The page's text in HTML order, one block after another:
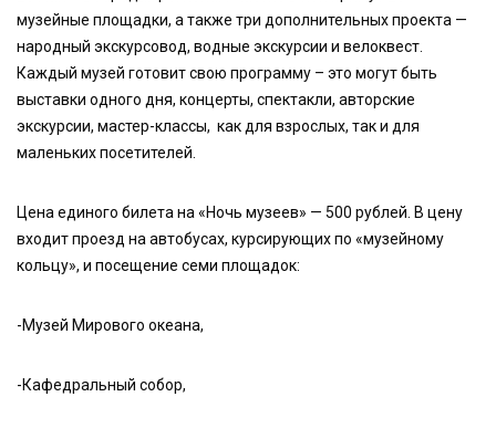
музейные площадки, а также три дополнительных проекта —
народный экскурсовод, водные экскурсии и велоквест.
Каждый музей готовит свою программу – это могут быть
выставки одного дня, концерты, спектакли, авторские
экскурсии, мастер-классы, как для взрослых, так и для
маленьких посетителей.
Цена единого билета на «Ночь музеев» — 500 рублей. В цену
входит проезд на автобусах, курсирующих по «музейному
кольцу», и посещение семи площадок:
-Музей Мирового океана,
-Кафедральный собор,